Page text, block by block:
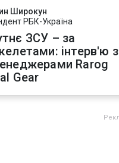
Широкун
РБК-Україна
ЗСУ – за
інтерв'ю з
Rarog
Gear